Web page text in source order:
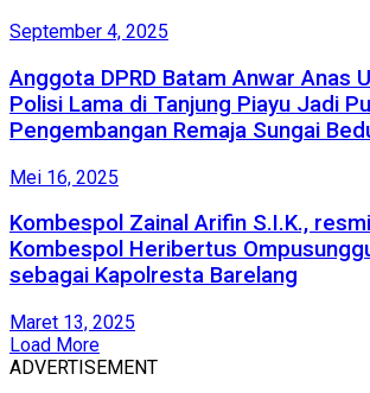
September 4, 2025
Anggota DPRD Batam Anwar Anas
Polisi Lama di Tanjung Piayu Jadi
Pengembangan Remaja Sungai
Mei 16, 2025
Kombespol Zainal Arifin S.I.K.,
Kombespol Heribertus
sebagai Kapolresta Barelang
Maret 13, 2025
Load More
ADVERTISEMENT